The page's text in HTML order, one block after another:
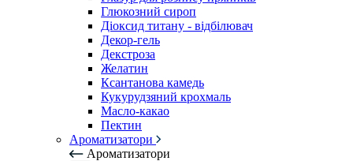
Глюкозний сироп
Діоксид титану - відбілювач
Декор-гель
Декстроза
Желатин
Ксантанова камедь
Кукурудзяний крохмаль
Масло-какао
Пектин
Ароматизатори
Ароматизатори